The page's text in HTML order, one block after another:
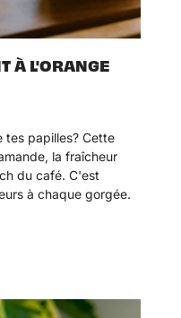
À L'ORANGE
tes papilles? Cette
la fraîcheur
du café. C'est
à chaque gorgée.